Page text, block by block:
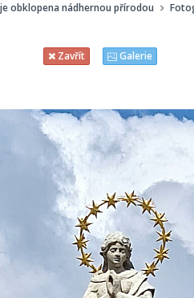
obklopena nádhernou přírodou
Zavřít Galerie